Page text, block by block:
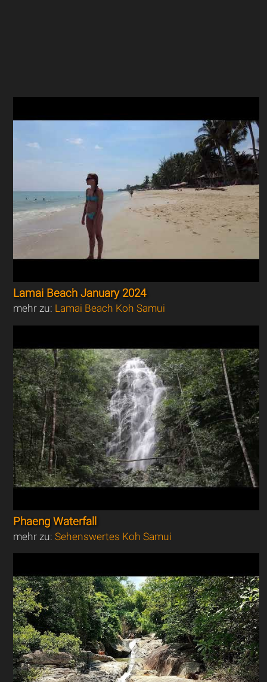
Lamai Beach January 2024
mehr zu: Lamai Beach Koh Samui
Phaeng Waterfall
mehr zu:Sehenswertes Koh Samui